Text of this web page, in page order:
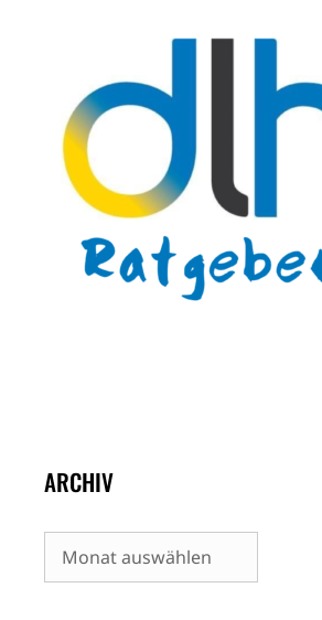
ARCHIV
Archiv